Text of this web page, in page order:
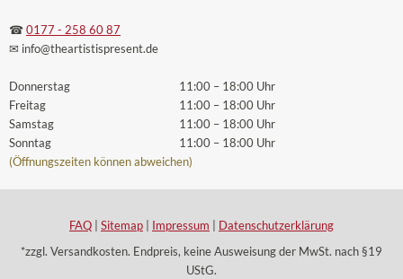
☎ 0177 - 258 60 87
✉ info@theartistispresent.de
Donnerstag
Freitag
Samstag
Sonntag
11:00 – 18:00 Uhr
11:00 – 18:00 Uhr
11:00 – 18:00 Uhr
11:00 – 18:00 Uhr
(Öffnungszeiten können abweichen)
FAQ Sitemap Impressum
Datenschutzerklärung
*zzgl. Versandkosten. Endpreis, keine Ausweisung der MwSt. nach §19
UStG.